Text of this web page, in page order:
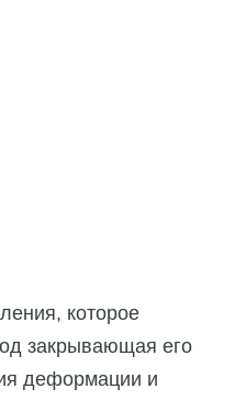
которое
закрывающая его
деформации и